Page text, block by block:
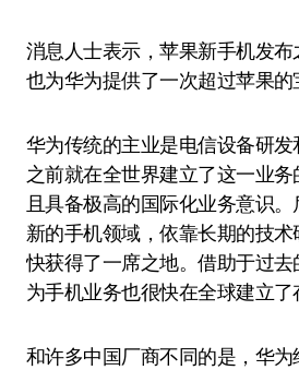
消息人士表示，苹果新手机发布
也为华为提供了一次超过苹果的
华为传统的主业是电信设备研
之前就在全世界建立了这一业
且具备极高的国际化业务意识
新的手机领域，依靠长期的技
快获得了一席之地。借助于过
为手机业务也很快在全球建立了
和许多中国厂商不同的是，华